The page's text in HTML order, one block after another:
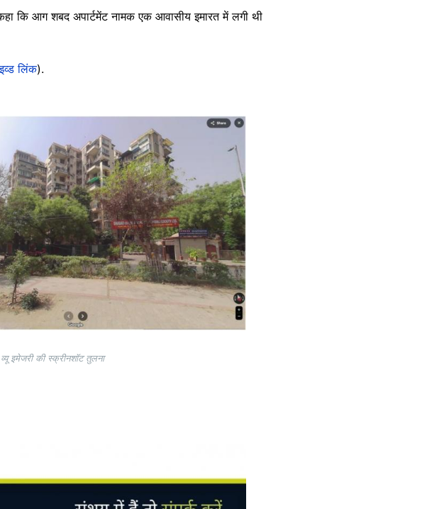
कि आग शबद अपार्टमेंट नामक एक आवासीय इमारत में लगी थी
लिंक).
इमेजरी की स्क्रीनशॉट तुलना